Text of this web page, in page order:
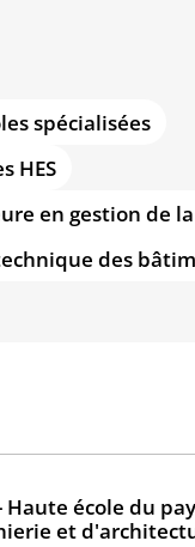
spécialisées
HES
en gestion de
des
Haute école du
et